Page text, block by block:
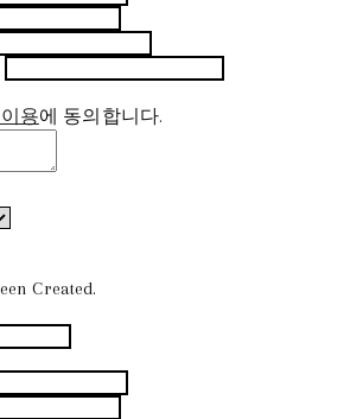
용에 동의합니다.
Created.